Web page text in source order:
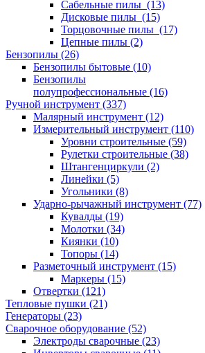
Сабельные пилы (13)
Дисковые пилы (15)
Торцовочные пилы (17)
Цепные пилы (2)
Бензопилы (26)
Бензопилы бытовые (10)
Бензопилы
полупрофессиональные (16)
Ручной инструмент (337)
Малярный инструмент (12)
Измерительный инструмент (110)
Уровни строительные (59)
Рулетки строительные (38)
Штангенциркули (2)
Линейки (5)
Угольники (8)
Ударно-рычажный инструмент (77)
Кувалды (19)
Молотки (34)
Киянки (10)
Топоры (14)
Разметочный инструмент (15)
Маркеры (15)
Отвертки (121)
Тепловые пушки (21)
Генераторы (23)
Сварочное оборудование (52)
Электроды сварочные (23)